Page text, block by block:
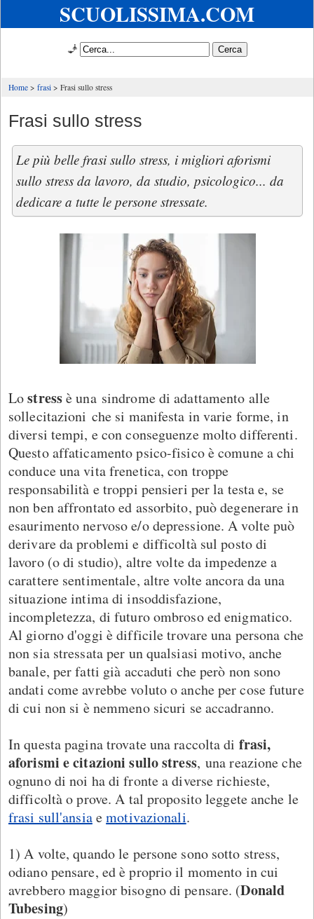
SCUOLISSIMA.COM
🧞
Home frasi Frasi sullo stress
Frasi sullo stress
Le più belle frasi sullo stress, i migliori aforismi
sullo stress da lavoro, da studio, psicologico... da
dedicare a tutte le persone stressate.
Lostressè una sindrome di adattamento alle
sollecitazioni che si manifesta in varie forme, in
diversi tempi, e con conseguenze molto differenti.
Questo affaticamento psico-fisico è comune a chi
conduce una vita frenetica, con troppe
responsabilità e troppi pensieri per la testa e, se
non ben affrontato ed assorbito, può degenerare in
esaurimento nervoso e/o depressione. A volte può
derivare da problemi e difficoltà sul posto di
lavoro (o di studio), altre volte da impedenze a
carattere sentimentale, altre volte ancora da una
situazione intima di insoddisfazione,
incompletezza, di futuro ombroso ed enigmatico.
Al giorno d'oggi è difficile trovare una persona che
non sia stressata per un qualsiasi motivo, anche
banale, per fatti già accaduti che però non sono
andati come avrebbe voluto o anche per cose future
di cui non si è nemmeno sicuri se accadranno.
In questa pagina trovate una raccolta di frasi,
aforismi e citazioni sullo stress, una reazione che
ognuno di noi ha di fronte a diverse richieste,
difficoltà o prove. A tal proposito leggete anche le
frasi sull'ansiaemotivazionali.
1) A volte, quando le persone sono sotto stress,
odiano pensare, ed è proprio il momento in cui
avrebbero maggior bisogno di pensare. (Donald
Tubesing)